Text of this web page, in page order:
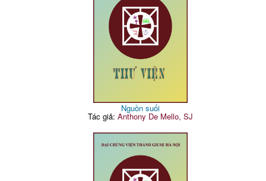
Nguồn suối
Tác giả: Anthony De Mello, SJ